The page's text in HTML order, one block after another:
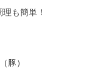
も簡単！
豚）